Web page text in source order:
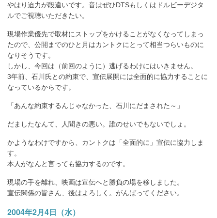
やはり迫力が段違いです。音はぜひDTSもしくはドルビーデジタ
ルでご視聴いただきたい。
現場作業優先で取材にストップをかけることがなくなってしまっ
たので、公開までのひと月はカントクにとって相当つらいものに
なりそうです。
しかし、今回は（前回のように）逃げるわけにはいきません。
3年前、石川氏との約束で、宣伝展開には全面的に協力することに
なっているからです。
「あんな約束するんじゃなかった、石川にだまされた～」
だましたなんて、人聞きの悪い。誰のせいでもないでしょ。
かようなわけですから、カントクは「全面的に」宣伝に協力しま
す。
本人がなんと言っても協力するのです。
現場の手を離れ、映画は宣伝へと勝負の場を移しました。
宣伝関係の皆さん、後はよろしく。がんばってください。
2004年2月4日（水）